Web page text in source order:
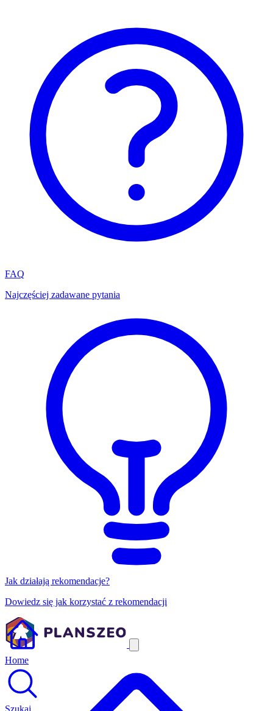
FAQ
Najczęściej zadawane pytania
Jak działają rekomendacje?
Dowiedz się jak korzystać z rekomendacji
Home
Szukaj